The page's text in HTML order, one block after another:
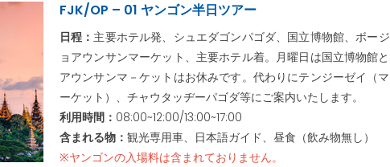
FJK/OP – 01 ヤンゴン半日ツアー
日程：主要ホテル発、シュエダゴンパゴダ、国立博物館、ボージ
ョアウンサンマーケット、主要ホテル着。月曜日は国立博物館と
アウンサンマ－ケットはお休みです。代わりにテンジーゼイ（マ
ーケット）、チャウタッヂーパゴダ等にご案内いたします。
利用時間： 08:00~12:00/13:00~17:00
含まれる物： 観光専用車、日本語ガイド、昼食（飲み物無し）
※ヤンゴンの入場料は含まれておりません。